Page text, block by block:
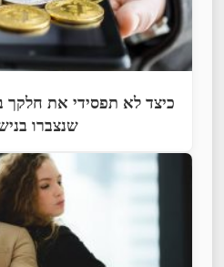
כיצד לא תפסידי את חלקך
שנצברו